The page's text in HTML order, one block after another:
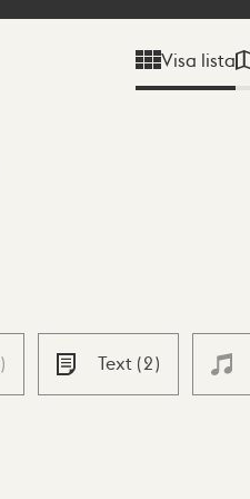
Visa lista
) Text (2)